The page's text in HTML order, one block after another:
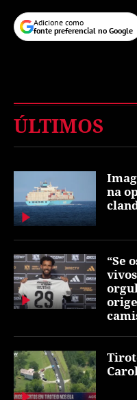
Adicione como
fonte preferencial no Google
ÚLTIMOS
na
“Se